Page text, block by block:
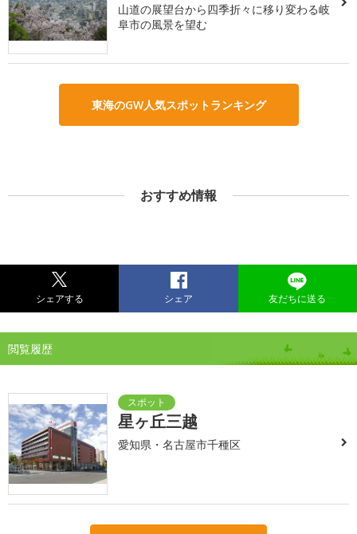
山道の展望台から四季折々に移り変わる岐
阜市の風景を望む
東海のGW人気スポットランキング
おすすめ情報
シェアする シェア 友だちに送る
閲覧履歴
星ヶ丘三越
愛知県・名古屋市千種区